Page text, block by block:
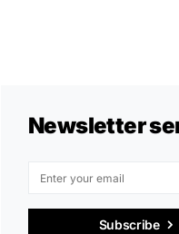
Newsletter
Subscribe